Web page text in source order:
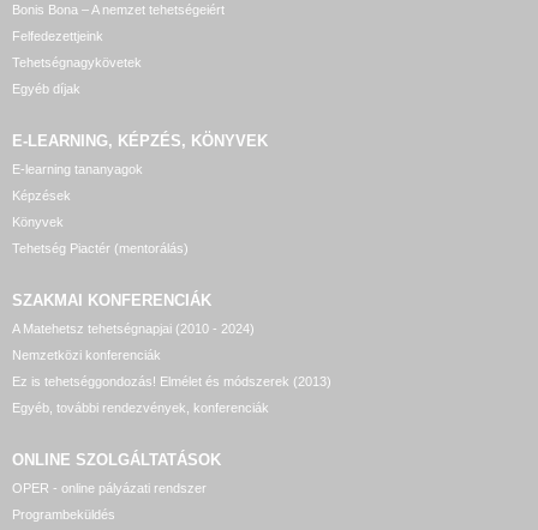
Bonis Bona – A nemzet tehetségeiért
Felfedezettjeink
Tehetségnagykövetek
Egyéb díjak
E-LEARNING, KÉPZÉS, KÖNYVEK
E-learning tananyagok
Képzések
Könyvek
Tehetség Piactér (mentorálás)
SZAKMAI KONFERENCIÁK
A Matehetsz tehetségnapjai (2010 - 2024)
Nemzetközi konferenciák
Ez is tehetséggondozás! Elmélet és módszerek (2013)
Egyéb, további rendezvények, konferenciák
ONLINE SZOLGÁLTATÁSOK
OPER - online pályázati rendszer
Programbeküldés